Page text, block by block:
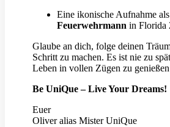
Eine ikonische Aufnahme als
Feuerwehrmann in Florida
Glaube an dich, folge deinen
Schritt zu machen. Es ist nie zu
Leben in vollen Zügen zu
Be UniQue – Live Your Dreams!
Euer
Oliver alias Mister UniQue